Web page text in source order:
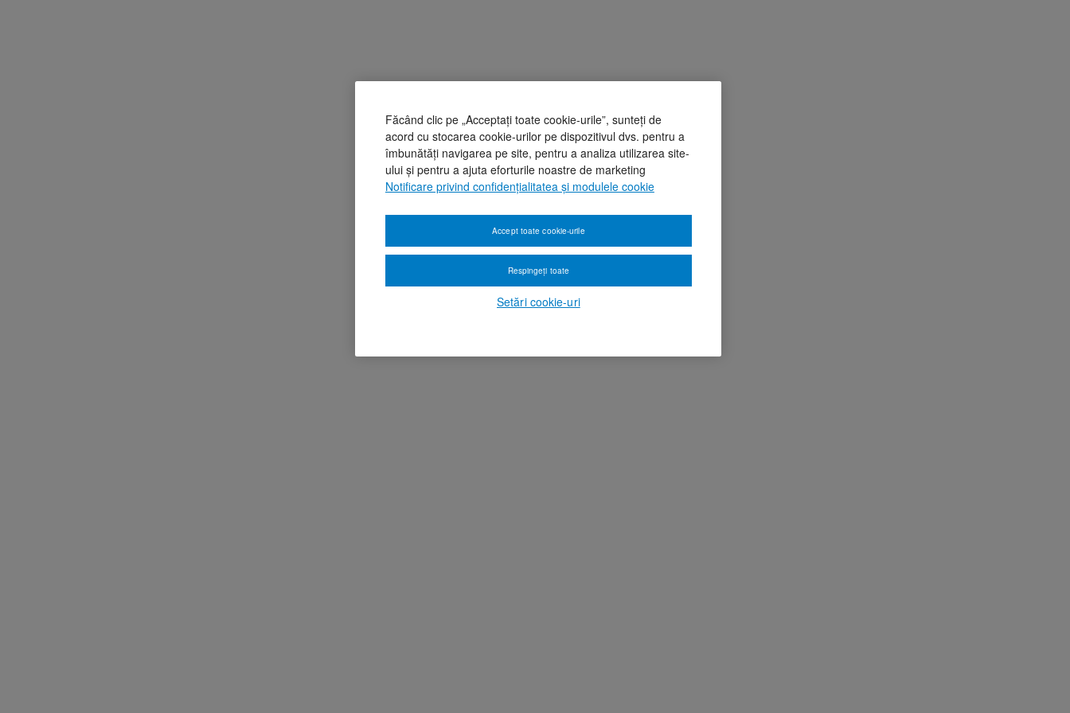
Făcând clic pe „Acceptați toate cookie-urile”, sunteți de
acord cu stocarea cookie-urilor pe dispozitivul dvs. pentru a
îmbunătăți navigarea pe site, pentru a analiza utilizarea site-
ului și pentru a ajuta eforturile noastre de marketing
Notificare privind confidențialitatea și modulele cookie
Setări cookie-uri
Respingeți toate
Accept toate cookie-urile